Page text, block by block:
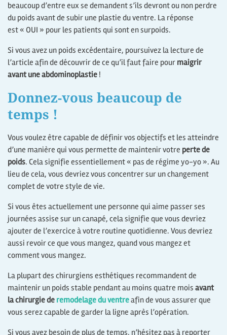
beaucoup d’entre eux se demandent s’ils devront ou non perdre
du poids avant de subir une plastie du ventre. La réponse
est « OUI » pour les patients qui sont en surpoids.
Si vous avez un poids excédentaire, poursuivez la lecture de
l’article afin de découvrir de ce qu’il faut faire pour maigrir
avant une abdominoplastie !
Donnez-vous beaucoup de
temps !
Vous voulez être capable de définir vos objectifs et les atteindre
d’une manière qui vous permette de maintenir votre perte de
poids. Cela signifie essentiellement « pas de régime yo-yo ». Au
lieu de cela, vous devriez vous concentrer sur un changement
complet de votre style de vie.
Si vous êtes actuellement une personne qui aime passer ses
journées assise sur un canapé, cela signifie que vous devriez
ajouter de l’exercice à votre routine quotidienne. Vous devriez
aussi revoir ce que vous mangez, quand vous mangez et
comment vous mangez.
La plupart des chirurgiens esthétiques recommandent de
maintenir un poids stable pendant au moins quatre mois avant
la chirurgie de remodelage du ventreafin de vous assurer que
vous serez capable de garder la ligne après l’opération.
Si vous avez besoin de plus de temps, n’hésitez pas à reporter